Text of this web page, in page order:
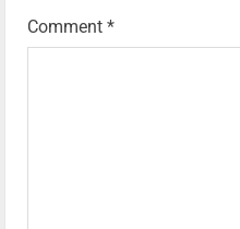
Comment *